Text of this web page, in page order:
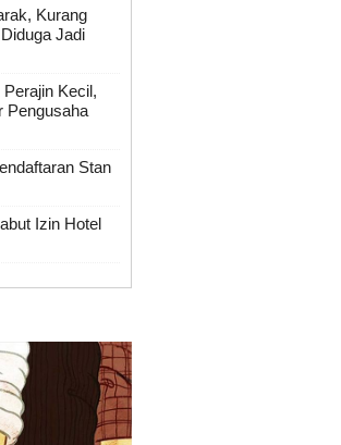
Kurang
Jadi
Kecil,
Pengusaha
Stan
Izin Hotel